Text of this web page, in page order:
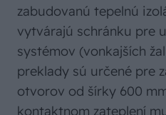
zabudovanú tepelnú
vytvárajú schránku pre
systémov (vonkajších
preklady sú určené pre
otvorov od šírky 600
kontaktnom zateplení